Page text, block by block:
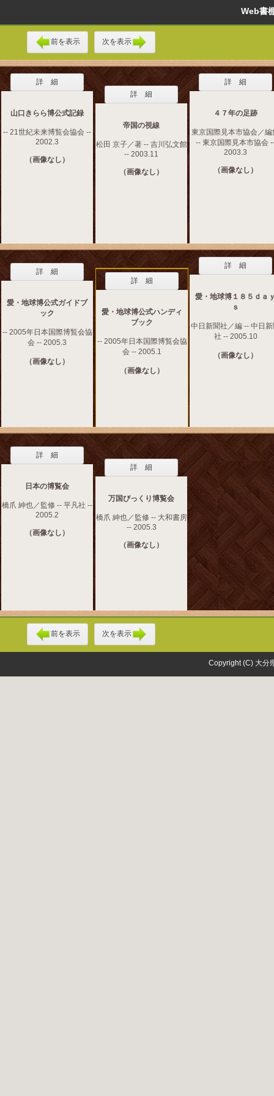
Web
前を表示 次を表示
詳 細
山口きらら博公式記録
-- 21世紀未来博覧会協会 --
2002.3
（画像なし）
詳 細
帝国の視線
松田 京子／著 -- 吉川弘文館
-- 2003.11
（画像なし）
詳 細
４７年の足跡
東京国際見本市協会／編
-- 東京国際見本市協会
2003.3
（画像なし）
詳 細
愛・地球博公式ガイドブ
ック
-- 2005年日本国際博覧会協
会 -- 2005.3
（画像なし）
詳 細
愛・地球博公式ハンディ
ブック
-- 2005年日本国際博覧会協
会 -- 2005.1
（画像なし）
詳 細
愛・地球博１８５ｄａ
ｓ
中日新聞社／編 -- 中日
社 -- 2005.10
（画像なし）
詳 細
日本の博覧会
橋爪 紳也／監修 -- 平凡社 --
2005.2
（画像なし）
詳 細
万国びっくり博覧会
橋爪 紳也／監修 -- 大和書房
-- 2005.3
（画像なし）
前を表示 次を表示
Copyright (C) 大分